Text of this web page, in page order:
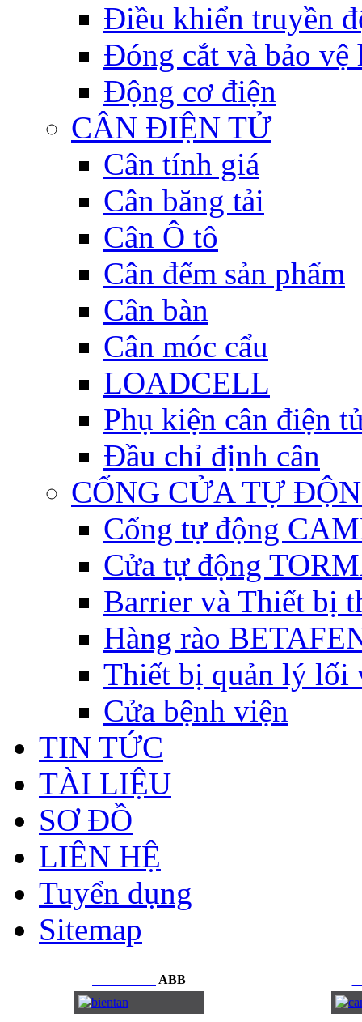
Điều khiển truyền
Đóng cắt và bảo vệ
Động cơ điện
CÂN ĐIỆN TỬ
Cân tính giá
Cân băng tải
Cân Ô tô
Cân đếm sản phẩm
Cân bàn
Cân móc cẩu
LOADCELL
Phụ kiện cân điện
Đầu chỉ định cân
CỔNG CỬA TỰ
Cổng tự động
Cửa tự động
Barrier và Thiết bị
Hàng rào
Thiết bị quản lý lối
Cửa bệnh viện
TIN TỨC
TÀI LIỆU
SƠ ĐỒ
LIÊN HỆ
Tuyển dụng
Sitemap
ABB